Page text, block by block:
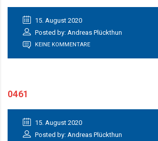
15. August 2020
Posted by: Andreas Plückthun
KEINE KOMMENTARE
0461
15. August 2020
Posted by: Andreas Plückthun